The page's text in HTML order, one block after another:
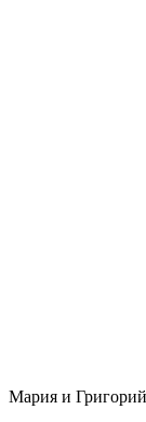
Мария и